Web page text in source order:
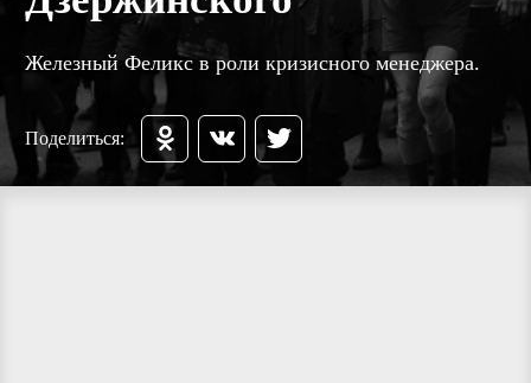
Железный Феликс в роли кризисного менеджера.
Поделиться: